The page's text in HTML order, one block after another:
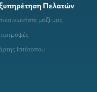
Πελατών
μαζί μας
Ιστότοπου